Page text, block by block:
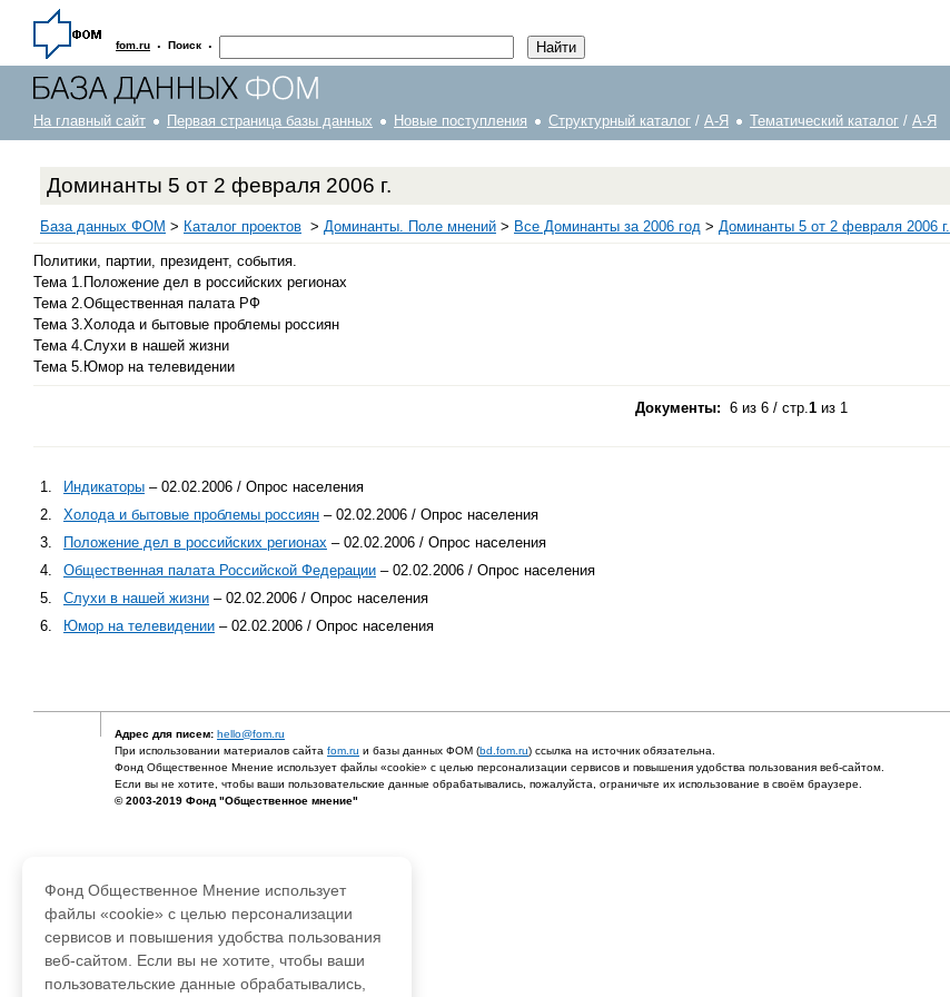
fom.ru · Поиск ·
На главный сайт Первая страница базы данных Новые поступления Структурный каталог / А-Я Тематический каталог / А-Я
Доминанты 5 от 2 февраля 2006 г.
База данных ФОМ > Каталог проектов > Доминанты. Поле мнений > Все Доминанты за 2006 год > Доминанты 5 от 2 февраля 2006 г.
Политики, партии, президент, события.
Тема 1.Положение дел в российских регионах
Тема 2.Общественная палата РФ
Тема 3.Холода и бытовые проблемы россиян
Тема 4.Слухи в нашей жизни
Тема 5.Юмор на телевидении
Документы: 6 из 6 / стр. 1из 1
1. Индикаторы – 02.02.2006 / Опрос населения
2.
Холода и бытовые проблемы россиян – 02.02.2006 / Опрос населения
3.
Положение дел в российских регионах – 02.02.2006 / Опрос населения
4.
Общественная палата Российской Федерации – 02.02.2006 / Опрос населения
5.
Слухи в нашей жизни – 02.02.2006 / Опрос населения
6.
Юмор на телевидении – 02.02.2006 / Опрос населения
Адрес для писем: hello@fom.ru
При использовании материалов сайта fom.ru и базы данных ФОМ (bd.fom.ru) ссылка на источник обязательна.
Фонд Общественное Мнение использует файлы «cookie» с целью персонализации сервисов и повышения удобства пользования веб-сайтом.
Если вы не хотите, чтобы ваши пользовательские данные обрабатывались, пожалуйста, ограничьте их использование в своём браузере.
© 2003-2019 Фонд "Общественное мнение"
Фонд Общественное Мнение использует
файлы «cookie» с целью персонализации
сервисов и повышения удобства пользования
веб-сайтом. Если вы не хотите, чтобы ваши
пользовательские данные обрабатывались,